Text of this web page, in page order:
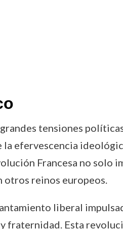
tensiones
efervescencia
Francesa no solo
otros reinos europeos.
liberal
fraternidad. Esta